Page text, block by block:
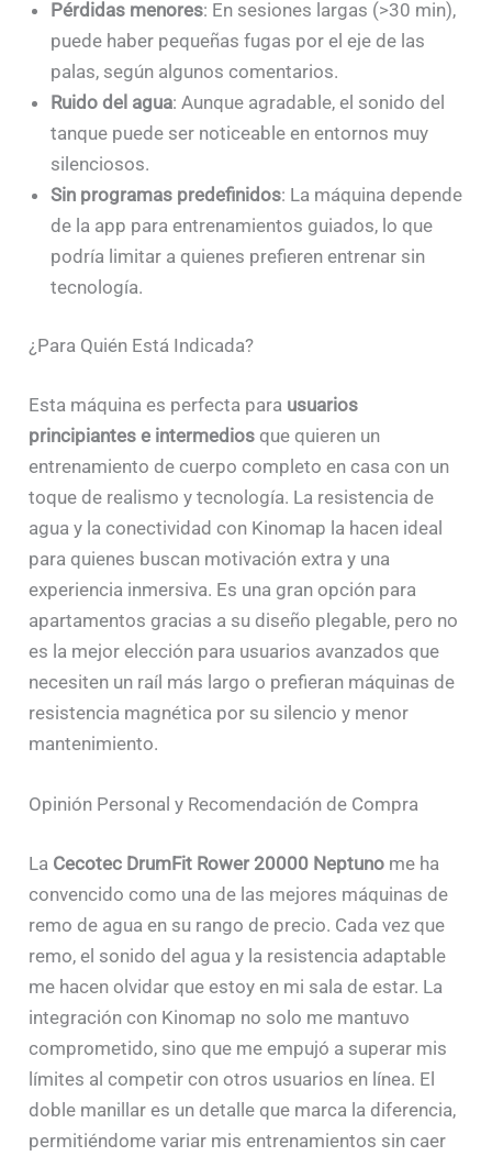
Pérdidas menores: En sesiones largas (>30 min),
puede haber pequeñas fugas por el eje de las
palas, según algunos comentarios.
Ruido del agua: Aunque agradable, el sonido del
tanque puede ser noticeable en entornos muy
silenciosos.
Sin programas predefinidos: La máquina depende
de la app para entrenamientos guiados, lo que
podría limitar a quienes prefieren entrenar sin
tecnología.
¿Para Quién Está Indicada?
Esta máquina es perfecta para usuarios
principiantes e intermedios que quieren un
entrenamiento de cuerpo completo en casa con un
toque de realismo y tecnología. La resistencia de
agua y la conectividad con Kinomap la hacen ideal
para quienes buscan motivación extra y una
experiencia inmersiva. Es una gran opción para
apartamentos gracias a su diseño plegable, pero no
es la mejor elección para usuarios avanzados que
necesiten un raíl más largo o prefieran máquinas de
resistencia magnética por su silencio y menor
mantenimiento.
Opinión Personal y Recomendación de Compra
La Cecotec DrumFit Rower 20000 Neptuno me ha
convencido como una de las mejores máquinas de
remo de agua en su rango de precio. Cada vez que
remo, el sonido del agua y la resistencia adaptable
me hacen olvidar que estoy en mi sala de estar. La
integración con Kinomap no solo me mantuvo
comprometido, sino que me empujó a superar mis
límites al competir con otros usuarios en línea. El
doble manillar es un detalle que marca la diferencia,
permitiéndome variar mis entrenamientos sin caer